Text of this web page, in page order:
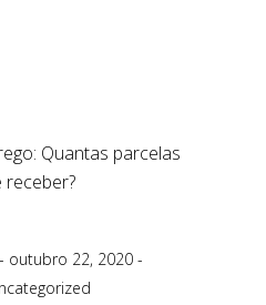
outubro 22, 2020